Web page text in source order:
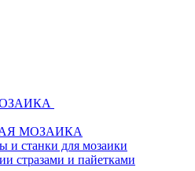
МОЗАИКА
и станки для мозаики
стразами и пайетками